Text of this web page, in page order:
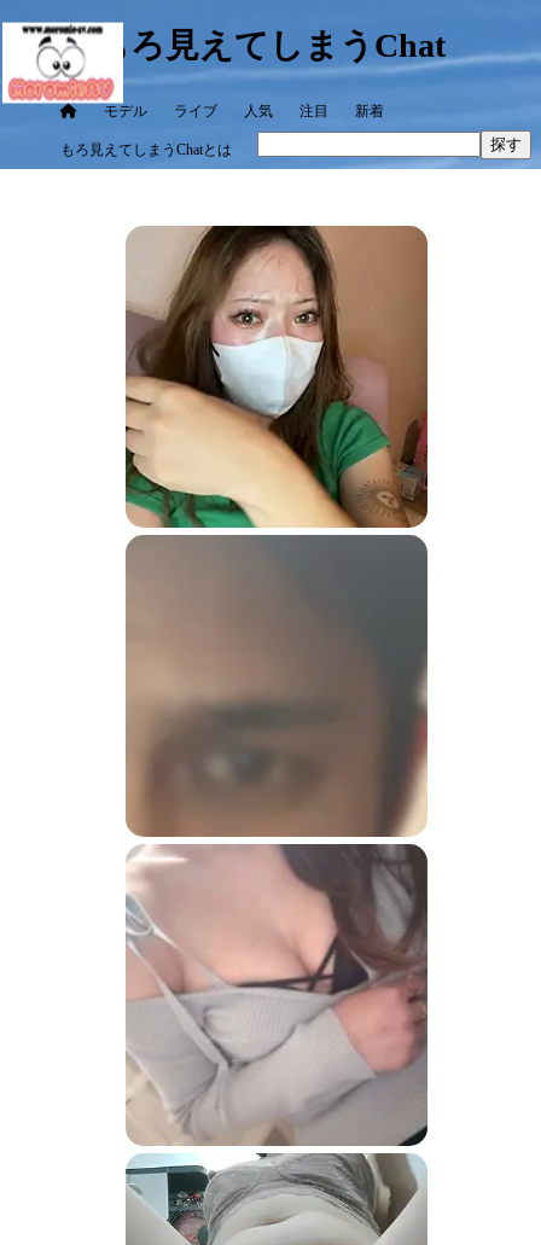
もろ見えてしまうChat
モデル ライブ 人気 注目 新着
もろ見えてしまうChatとは 探す